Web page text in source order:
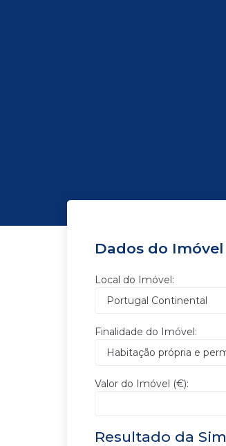
Dados do Imóvel
Local do Imóvel:
Finalidade do Imóvel:
Valor do Imóvel (€):
Resultado da